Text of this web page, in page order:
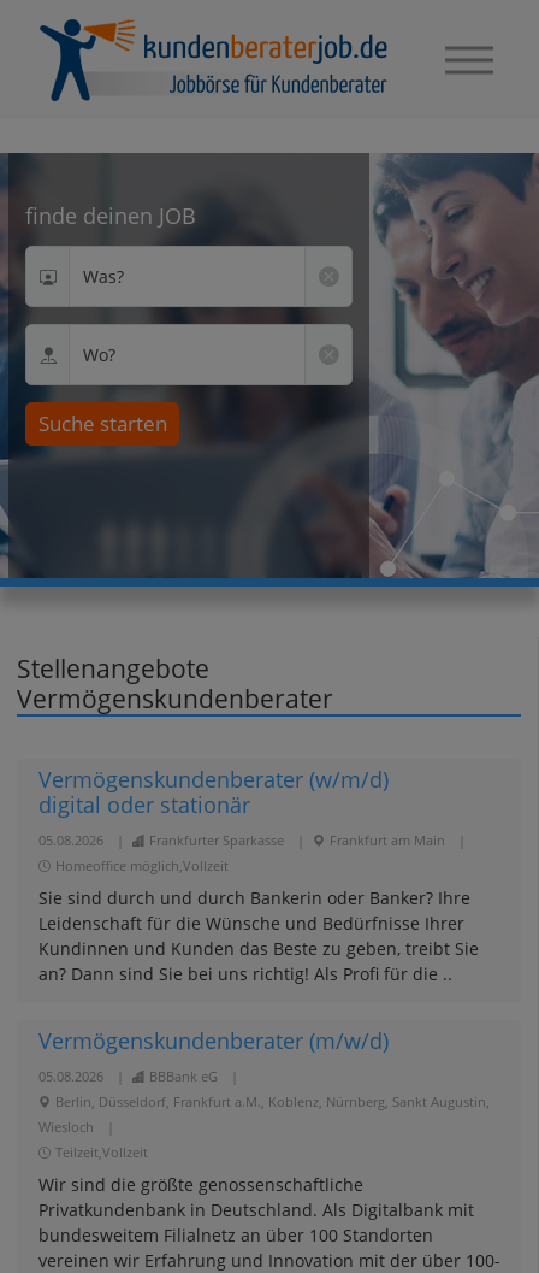
finde deinen JOB
Was?
Wo?
Suche starten
Stellenangebote
Vermögenskundenberater
Vermögenskundenberater (w/m/d)
digital oder stationär
05.08.2026 Frankfurter Sparkasse Frankfurt am Main
Homeoffice möglich,Vollzeit
Sie sind durch und durch Bankerin oder Banker? Ihre
Leidenschaft für die Wünsche und Bedürfnisse Ihrer
Kundinnen und Kunden das Beste zu geben, treibt Sie
an? Dann sind Sie bei uns richtig! Als Profi für die ..
Vermögenskundenberater (m/w/d)
05.08.2026 BBBank eG
Berlin, Düsseldorf, Frankfurt a.M., Koblenz, Nürnberg, Sankt Augustin,
Wiesloch
Teilzeit,Vollzeit
Wir sind die größte genossenschaftliche
Privatkundenbank in Deutschland. Als Digitalbank mit
bundesweitem Filialnetz an über 100 Standorten
vereinen wir Erfahrung und Innovation mit der über 100-